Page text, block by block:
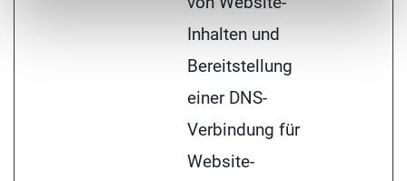
Inhalten und
Bereitstellung
einer DNS-
Verbindung für
Website-